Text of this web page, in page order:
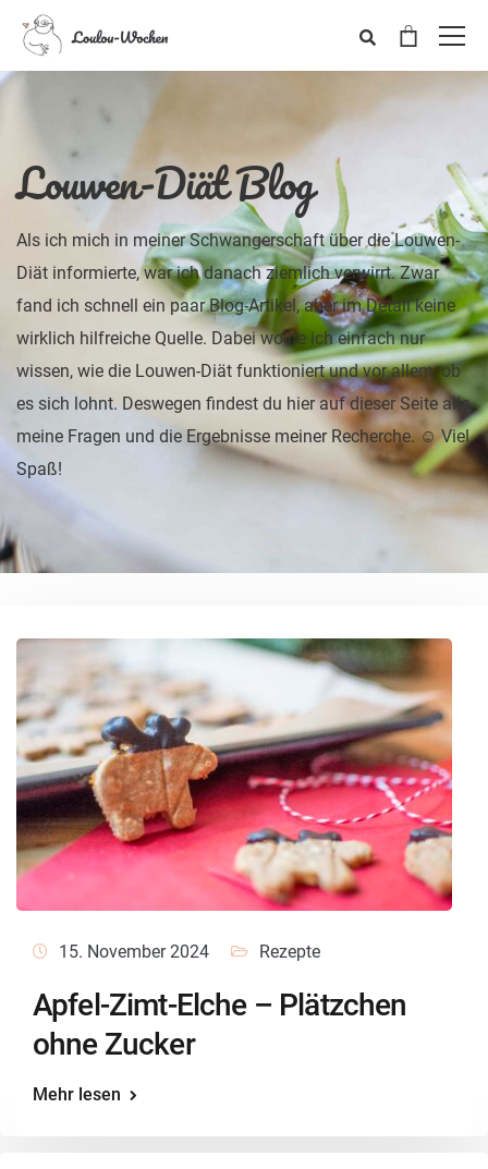
Louwen-Diät Blog
Als ich mich in meiner Schwangerschaft über die Louwen-
Diät informierte, war ich danach ziemlich verwirrt. Zwar
fand ich schnell ein paar Blog-Artikel, aber im Detail keine
wirklich hilfreiche Quelle. Dabei wollte ich einfach nur
wissen, wie die Louwen-Diät funktioniert und vor allem, ob
es sich lohnt. Deswegen findest du hier auf dieser Seite alle
meine Fragen und die Ergebnisse meiner Recherche. ☺ Viel
Spaß!
15. November 2024 Rezepte
Apfel-Zimt-Elche – Plätzchen
ohne Zucker
Mehr lesen